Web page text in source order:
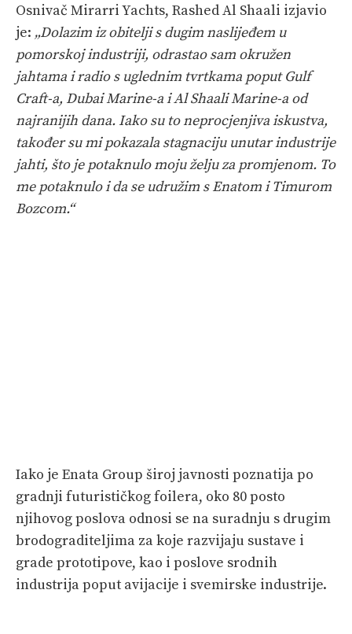
Osnivač Mirarri Yachts, Rashed Al Shaali izjavio
je: „Dolazim iz obitelji s dugim naslijeđem u
pomorskoj industriji, odrastao sam okružen
jahtama i radio s uglednim tvrtkama poput Gulf
Craft-a, Dubai Marine-a i Al Shaali Marine-a od
najranijih dana. Iako su to neprocjenjiva iskustva,
također su mi pokazala stagnaciju unutar industrije
jahti, što je potaknulo moju želju za promjenom. To
me potaknulo i da se udružim s Enatom i Timurom
Bozcom.“
Iako je Enata Group široj javnosti poznatija po
gradnji futurističkog foilera, oko 80 posto
njihovog poslova odnosi se na suradnju s drugim
brodograditeljima za koje razvijaju sustave i
grade prototipove, kao i poslove srodnih
industrija poput avijacije i svemirske industrije.